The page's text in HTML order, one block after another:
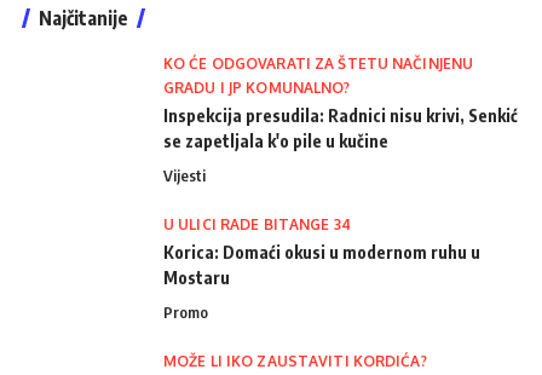
Najčitanije
KO ĆE ODGOVARATI ZA ŠTETU NAČINJENU
GRADU I JP KOMUNALNO?
Inspekcija presudila: Radnici nisu krivi, Senkić
se zapetljala k'o pile u kučine
Vijesti
U ULICI RADE BITANGE 34
Korica: Domaći okusi u modernom ruhu u
Mostaru
Promo
MOŽE LI IKO ZAUSTAVITI KORDIĆA?